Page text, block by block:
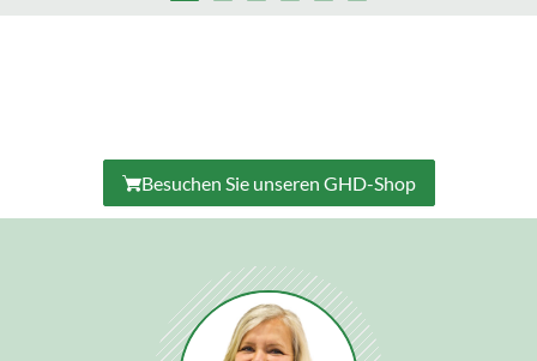
Besuchen Sie unseren GHD-Shop